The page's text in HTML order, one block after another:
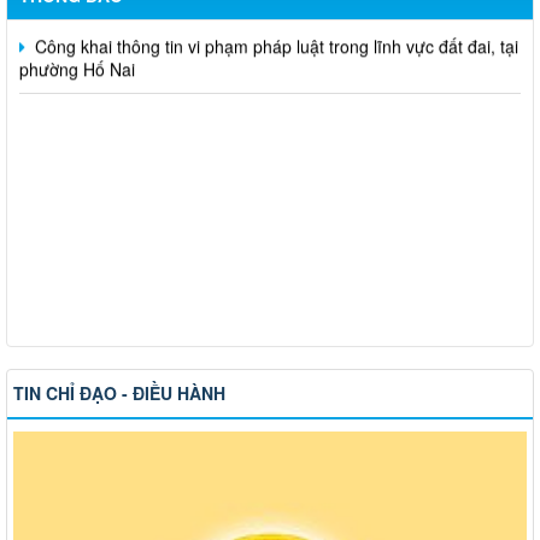
Công khai thông tin vi phạm pháp luật trong lĩnh vực đất đai, tại
phường Hố Nai
TIN CHỈ ĐẠO - ĐIỀU HÀNH